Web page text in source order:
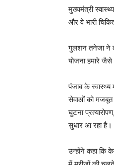
मुख्यमंत्री
और वे भारी
गुलशन तनेजा ने
योजना हमारे जैसे
पंजाब के स्वास्थ्य
सेवाओं को मजबूत
घुटना
सुधार आ रहा है।
उन्होंने कहा कि